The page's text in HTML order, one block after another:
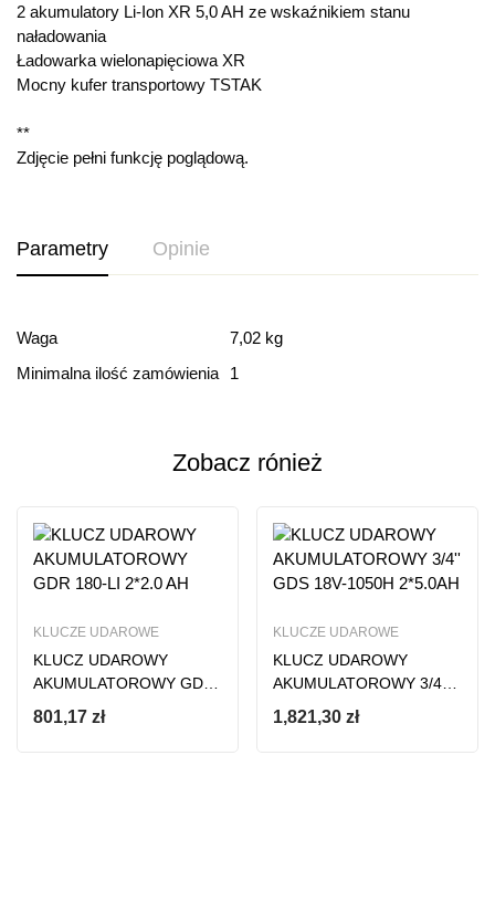
2 akumulatory Li-Ion XR 5,0 AH ze wskaźnikiem stanu
naładowania
Ładowarka wielonapięciowa XR
Mocny kufer transportowy TSTAK
**
Zdjęcie pełni funkcję poglądową.
Parametry Opinie
Waga
7,02 kg
Minimalna ilość zamówienia
1
Ocena i recenzja
Based on 0 Reviews
Ten produkt nie ma jeszcze opinii
Zobacz rónież
KLUCZE UDAROWE
KLUCZ UDAROWY
AKUMULATOROWY GDR
180-LI 2*2.0 AH
801,17 zł
KLUCZE UDAROWE
KLUCZ UDAROWY
AKUMULATOROWY 3/4”
GDS 18V-1050H 2*5.0AH
1,821,30 zł